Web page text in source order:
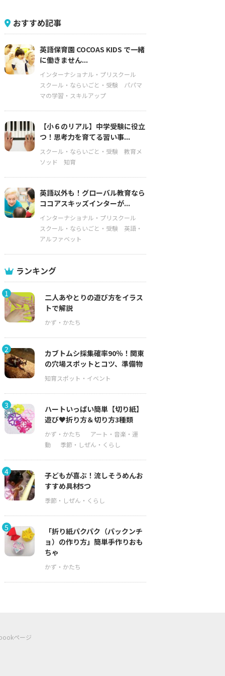
おすすめ記事
英語保育園 COCOAS KIDS で一緒
に働きません...
インターナショナル・プリスクール
スクール・ならいごと・受験
パパマ
マの学習・スキルアップ
【小６のリアル】中学受験に役立
つ！思考力を育てる習い事...
スクール・ならいごと・受験
教育メ
ソッド
知育
英語以外も！グローバル教育なら
ココアスキッズインターが...
インターナショナル・プリスクール
スクール・ならいごと・受験
英語・
アルファベット
ランキング
1
二人あやとりの遊び方をイラス
トで解説
2
カブトムシ採集確率90％！関東
の穴場スポットとコツ、準備物
3
ハートいっぱい簡単【切り紙】
遊び♥折り方＆切り方3種類
4
子どもが喜ぶ！流しそうめんお
すすめ具材5つ
5
「折り紙パクパク（パックンチ
ョ）の作り方」簡単手作りおも
ちゃ
ページ